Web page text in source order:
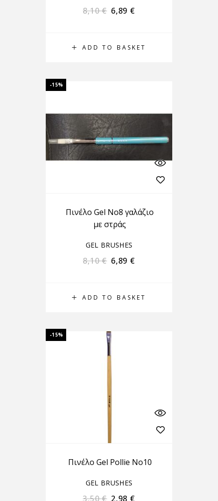
ADD TO BASKET
8,10€ 6,89 €
-15%
ADD TO BASKET
Πινέλο Gel No8 γαλάζιο
με στράς
GEL BRUSHES
8,10€ 6,89 €
-15%
Πινέλο Gel Pollie No10
GEL BRUSHES
3,50€ 2,98 €